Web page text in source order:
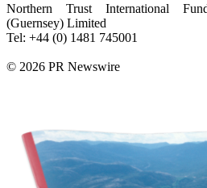
Northern Trust International
(Guernsey) Limited
Tel: +44 (0) 1481 745001
© 2026 PR Newswire